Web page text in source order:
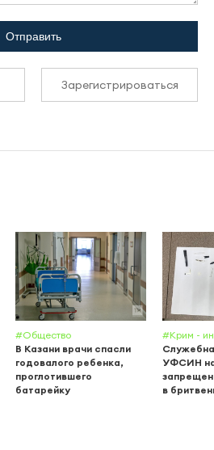
Отправить
Зарегистрироваться
#Общество
В Казани врачи спасли
годовалого ребенка,
проглотившего
батарейку
#Крим -
УФСИН
в